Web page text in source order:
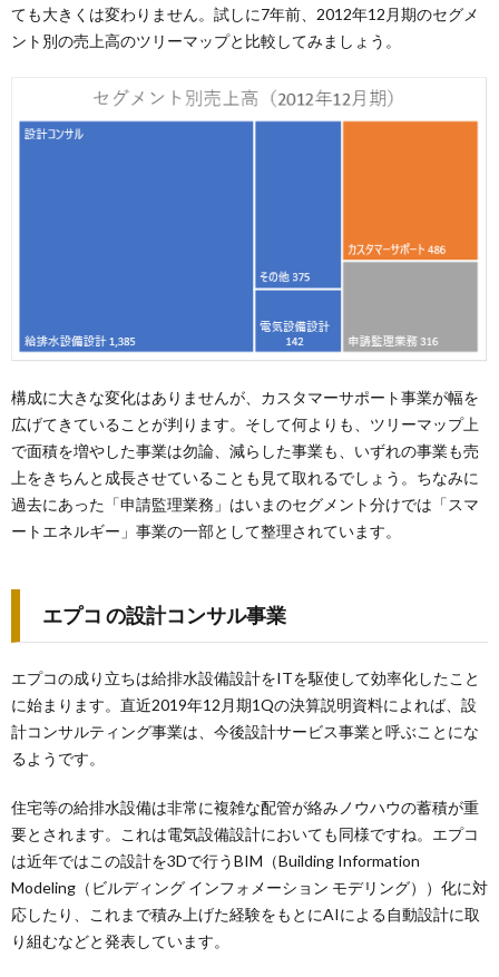
ても大きくは変わりません。試しに7年前、2012年12月期のセグメ
ント別の売上高のツリーマップと比較してみましょう。
構成に大きな変化はありませんが、カスタマーサポート事業が幅を
広げてきていることが判ります。そして何よりも、ツリーマップ上
で面積を増やした事業は勿論、減らした事業も、いずれの事業も売
上をきちんと成長させていることも見て取れるでしょう。ちなみに
過去にあった「申請監理業務」はいまのセグメント分けでは「スマ
ートエネルギー」事業の一部として整理されています。
エプコ の設計コンサル事業
エプコの成り立ちは給排水設備設計をITを駆使して効率化したこと
に始まります。直近2019年12月期1Qの決算説明資料によれば、設
計コンサルティング事業は、今後設計サービス事業と呼ぶことにな
るようです。
住宅等の給排水設備は非常に複雑な配管が絡みノウハウの蓄積が重
要とされます。これは電気設備設計においても同様ですね。エプコ
は近年ではこの設計を3Dで行うBIM（Building Information
Modeling（ビルディング インフォメーション モデリング））化に対
応したり、これまで積み上げた経験をもとにAIによる自動設計に取
り組むなどと発表しています。